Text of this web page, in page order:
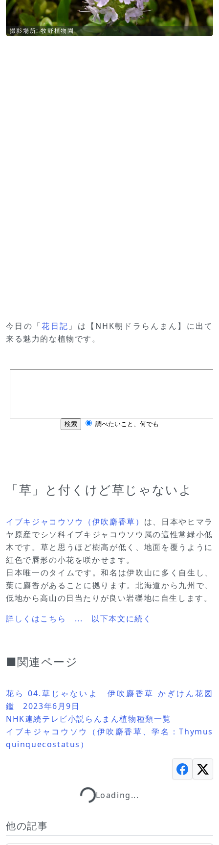
今日の「花日記 」は【NHK朝ドラらんまん】に出て
来る魅力的な植物です。
「草」と付くけど草じゃないよ
イブキジャコウソウ（伊吹麝香草） は、日本やヒマラ
ヤ原産でシソ科イブキジャコウソウ属の這性常緑小低
木です。草と思うほど樹高が低く、地面を覆うように
紅色で唇形の小花を咲かせます。
日本唯一のタイムです。和名は伊吹山に多く自生し、
葉に麝香があることに拠ります。北海道から九州で、
低地から高山の日当たりが良い岩礫地に自生します。
詳しくはこちら ... 以下本文に続く
■関連ページ
花ら 04.草じゃないよ 伊吹麝香草 かぎけん花図
鑑 2023年6月9日
NHK連続テレビ小説らんまん植物種類一覧
イブキジャコウソウ（伊吹麝香草、学名：Thymus
quinquecostatus）
撮影場所: 牧野植物園
Loading...Loading...
他の記事